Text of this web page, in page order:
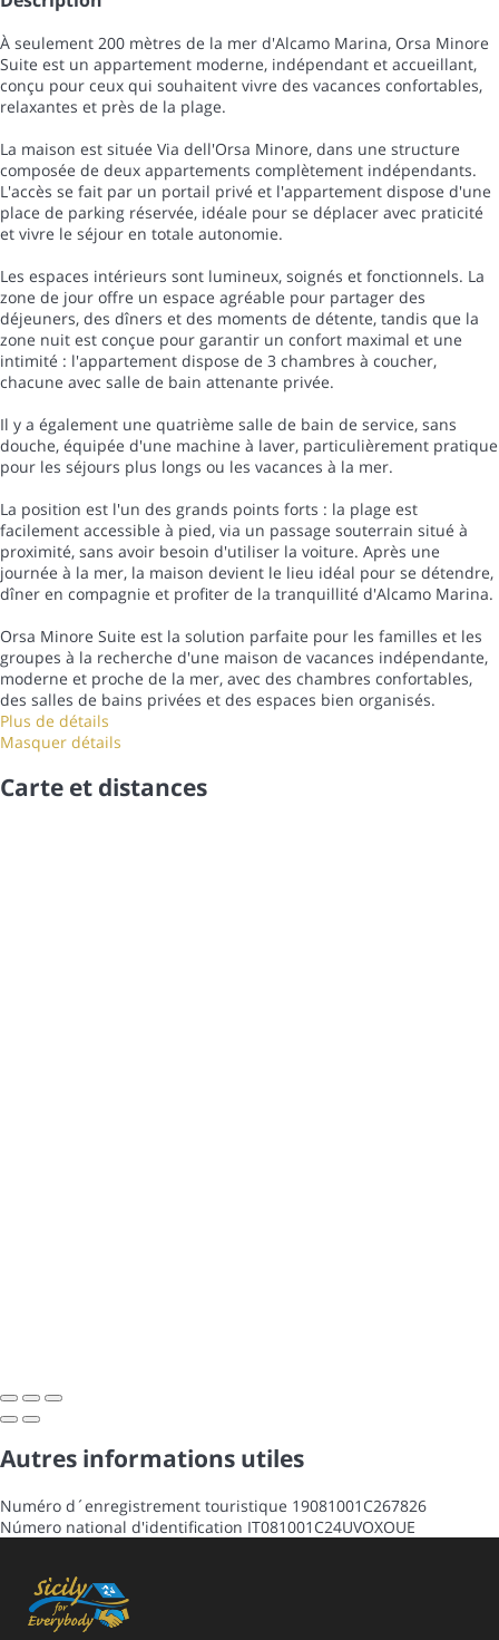
À seulement 200 mètres de la mer d'Alcamo Marina, Orsa Minore
Suite est un appartement moderne, indépendant et accueillant,
conçu pour ceux qui souhaitent vivre des vacances confortables,
relaxantes et près de la plage.
La maison est située Via dell'Orsa Minore, dans une structure
composée de deux appartements complètement indépendants.
L'accès se fait par un portail privé et l'appartement dispose d'une
place de parking réservée, idéale pour se déplacer avec praticité
et vivre le séjour en totale autonomie.
Les espaces intérieurs sont lumineux, soignés et fonctionnels. La
zone de jour offre un espace agréable pour partager des
déjeuners, des dîners et des moments de détente, tandis que la
zone nuit est conçue pour garantir un confort maximal et une
intimité : l'appartement dispose de 3 chambres à coucher,
chacune avec salle de bain attenante privée.
Il y a également une quatrième salle de bain de service, sans
douche, équipée d'une machine à laver, particulièrement pratique
pour les séjours plus longs ou les vacances à la mer.
La position est l'un des grands points forts : la plage est
facilement accessible à pied, via un passage souterrain situé à
proximité, sans avoir besoin d'utiliser la voiture. Après une
journée à la mer, la maison devient le lieu idéal pour se détendre,
dîner en compagnie et profiter de la tranquillité d'Alcamo Marina.
Orsa Minore Suite est la solution parfaite pour les familles et les
groupes à la recherche d'une maison de vacances indépendante,
moderne et proche de la mer, avec des chambres confortables,
des salles de bains privées et des espaces bien organisés.
Plus de détails
Masquer détails
Carte et distances
Autres informations utiles
Numéro d´enregistrement touristique 19081001C267826
Número national d'identification IT081001C24UVOXOUE